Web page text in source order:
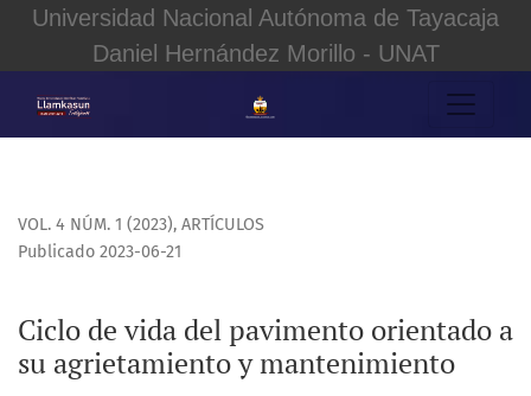
Universidad Nacional Autónoma de Tayacaja
Daniel Hernández Morillo - UNAT
VOL. 4 NÚM. 1 (2023), ARTÍCULOS
Ciclo de vida del pavimento orientado a
su agrietamiento y mantenimiento
Publicado 2023-06-21